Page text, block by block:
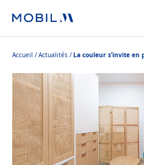
Accueil Actualités La couleur s’invite en